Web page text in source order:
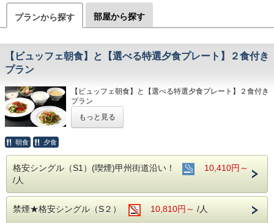
プランから探す 部屋から探す
【ビュッフェ朝食】と【選べる特選夕食プレート】２食付き
プラン
【ビュッフェ朝食】と【選べる特選夕食プレート】２食付き
プラン
夕食は中国料理の選べる特選夕食セットになります。
《朝食営業時間》
《夕食営業時間》
17:00 p.m. ～ 20:00 p.m.（19:30ラストオーダー）
もっと見る
朝食 夕食
格安シングル（S1）(喫煙)甲州街道沿い！
10,410円～
/人
禁煙★格安シングル（S２） 10,810円～ /人